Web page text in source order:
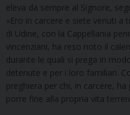
eleva da sempre al Signore,
«Ero in carcere e siete venuti a
di Udine, con la Cappellania
vincenziani, ha reso noto il
durante le quali si prega in
detenute e per i loro familiari.
preghiera per chi, in carcere,
porre fine alla propria vita